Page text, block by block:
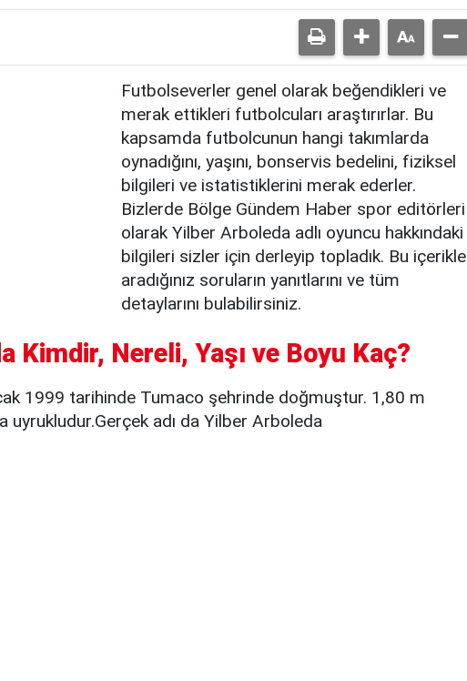
Futbolseverler genel olarak beğendikleri ve
merak ettikleri futbolcuları araştırırlar. Bu
kapsamda futbolcunun hangi takımlarda
oynadığını, yaşını, bonservis bedelini, fiziksel
bilgileri ve istatistiklerini merak ederler.
Bizlerde Bölge Gündem Haber spor editörleri
olarak Yilber Arboleda adlı oyuncu hakkındaki
bilgileri sizler için derleyip topladık. Bu içerikle
aradığınız soruların yanıtlarını ve tüm
detaylarını bulabilirsiniz.
Kimdir, Nereli, Yaşı ve Boyu Kaç?
1999 tarihinde Tumaco şehrinde doğmuştur. 1,80 m
uyrukludur.Gerçek adı da Yilber Arboleda